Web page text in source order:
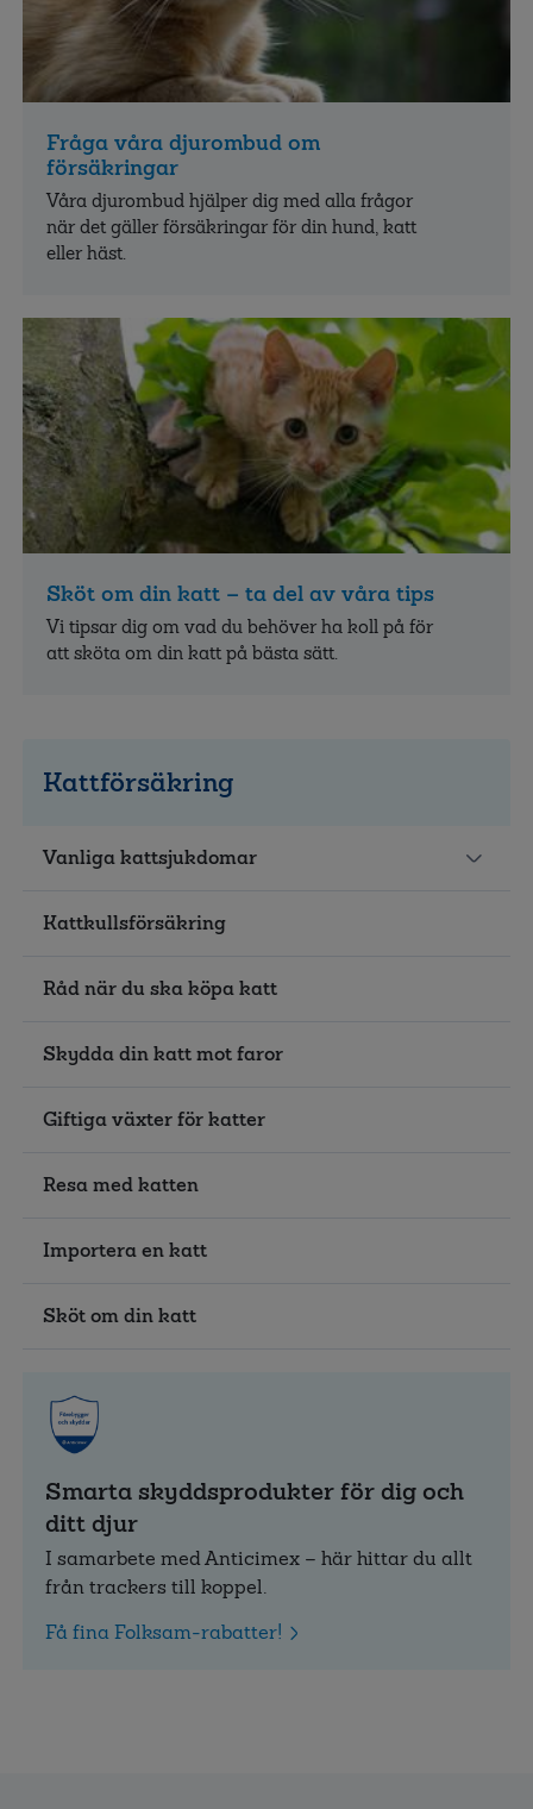
Fråga våra djurombud om
försäkringar
Våra djurombud hjälper dig med alla frågor
när det gäller försäkringar för din hund, katt
eller häst.
Sköt om din katt – ta del av våra tips
Vi tipsar dig om vad du behöver ha koll på för
att sköta om din katt på bästa sätt.
Kattförsäkring
Vanliga kattsjukdomar
Kattkullsförsäkring
Råd när du ska köpa katt
Skydda din katt mot faror
Giftiga växter för katter
Resa med katten
Importera en katt
Sköt om din katt
Smarta skyddsprodukter för dig och
ditt djur
I samarbete med Anticimex – här hittar du allt
från trackers till koppel.
Få fina Folksam-rabatter!